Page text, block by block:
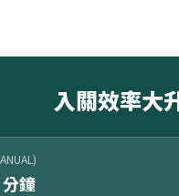
入關效率大
鐘